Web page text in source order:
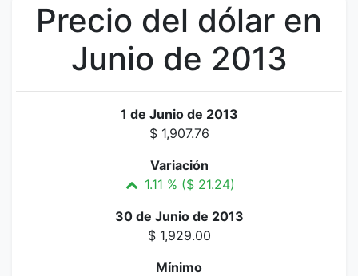
Precio del dólar en
Junio de 2013
1 de Junio de 2013
$ 1,907.76
Variación
1.11 % ($ 21.24)
30 de Junio de 2013
$ 1,929.00
Mínimo